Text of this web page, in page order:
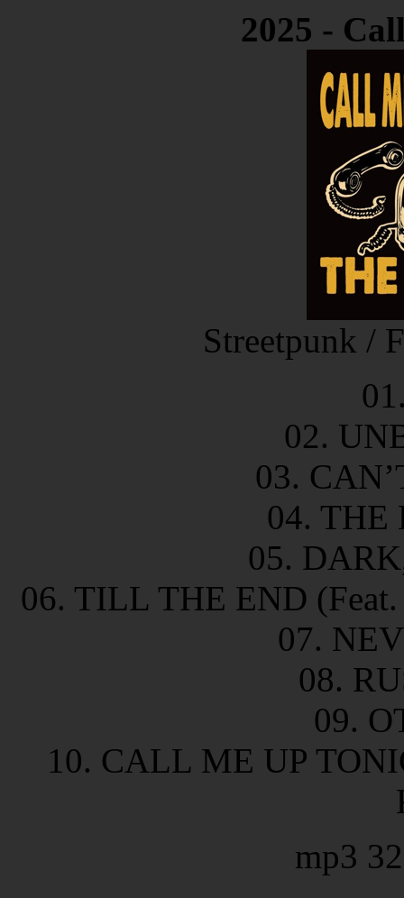
2025 -
Streetpunk /
02.
03.
04. THE
05.
06. TILL THE END
07.
08.
09.
10. CALL ME UP
mp3